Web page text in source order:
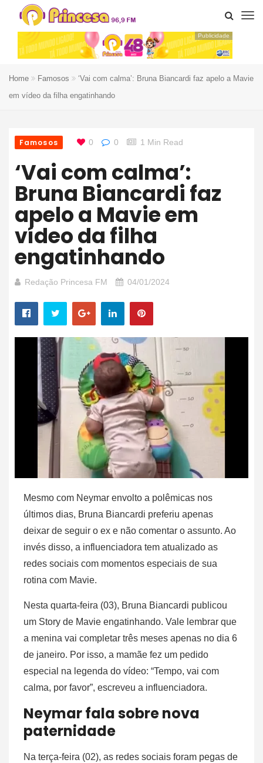
Publicidade
Home Famosos
‘Vai com calma’: Bruna Biancardi faz apelo a Mavie
em vídeo da filha engatinhando
Famosos 0 0 1 Min Read
‘Vai com calma’:
Bruna Biancardi faz
apelo a Mavie em
vídeo da filha
engatinhando
Redação Princesa FM 04/01/2024
Mesmo com Neymar envolto a polêmicas nos
últimos dias, Bruna Biancardi preferiu apenas
deixar de seguir o ex e não comentar o assunto. Ao
invés disso, a influenciadora tem atualizado as
redes sociais com momentos especiais de sua
rotina com Mavie.
Nesta quarta-feira (03), Bruna Biancardi publicou
um Story de Mavie engatinhando. Vale lembrar que
a menina vai completar três meses apenas no dia 6
de janeiro. Por isso, a mamãe fez um pedido
especial na legenda do vídeo: “Tempo, vai com
calma, por favor”, escreveu a influenciadora.
Neymar fala sobre nova
paternidade
Na terça-feira (02), as redes sociais foram pegas de